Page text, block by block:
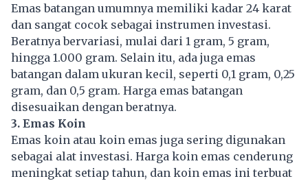
Emas batangan umumnya memiliki kadar 24 karat
dan sangat cocok sebagai instrumen investasi.
Beratnya bervariasi, mulai dari 1 gram, 5 gram,
hingga 1.000 gram. Selain itu, ada juga emas
batangan dalam ukuran kecil, seperti 0,1 gram, 0,25
gram, dan 0,5 gram. Harga emas batangan
disesuaikan dengan beratnya.
3. Emas Koin
Emas koin atau koin emas juga sering digunakan
sebagai alat investasi. Harga koin emas cenderung
meningkat setiap tahun, dan koin emas ini terbuat